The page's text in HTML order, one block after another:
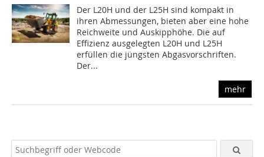
Der L20H und der L25H sind kompakt in
ihren Abmessungen, bieten aber eine hohe
Reichweite und Auskipphöhe. Die auf
Effizienz ausgelegten L20H und L25H
erfüllen die jüngsten Abgasvorschriften.
Der...
mehr